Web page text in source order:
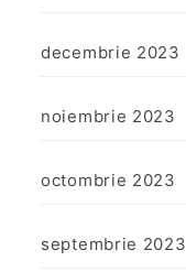
decembrie 2023
noiembrie 2023
octombrie 2023
septembrie 2023